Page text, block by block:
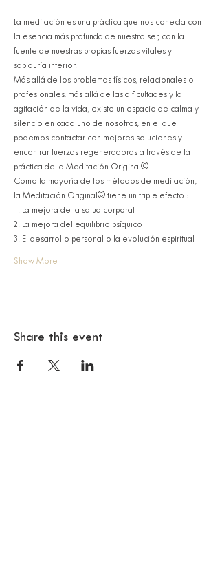
La meditación es una práctica que nos conecta con
la esencia más profunda de nuestro ser, con la
fuente de nuestras propias fuerzas vitales y
sabiduría interior.
Más allá de los problemas físicos, relacionales o
profesionales, más allá de las dificultades y la
agitación de la vida, existe un espacio de calma y
silencio en cada uno de nosotros, en el que
podemos contactar con mejores soluciones y
encontrar fuerzas regeneradoras a través de la
práctica de la Meditación Original©.
Como la mayoría de los métodos de meditación,
la Meditación Original© tiene un triple efecto :
1. La mejora de la salud corporal
2. La mejora del equilibrio psíquico
3. El desarrollo personal o la evolución espiritual
Show More
Share this event